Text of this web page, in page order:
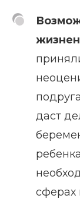
даст
сферах